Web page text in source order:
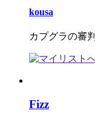
kousa
カプグラの審判
Fizz